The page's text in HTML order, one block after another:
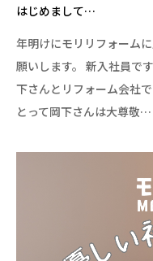
はじめまして…
年明けにモリリフォーム
願いします。 新入社員で
下さんとリフォーム会社
とって岡下さんは大尊敬…